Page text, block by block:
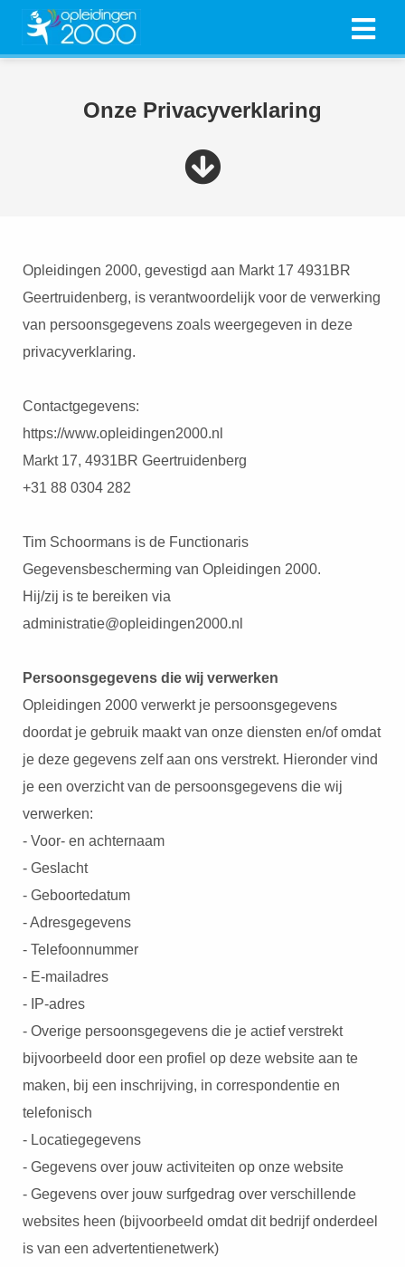
Onze Privacyverklaring
Opleidingen 2000, gevestigd aan Markt 17 4931BR
Geertruidenberg, is verantwoordelijk voor de verwerking
van persoonsgegevens zoals weergegeven in deze
privacyverklaring.
Contactgegevens:
https://www.opleidingen2000.nl
Markt 17, 4931BR Geertruidenberg
+31 88 0304 282
Tim Schoormans is de Functionaris
Gegevensbescherming van Opleidingen 2000.
Hij/zij is te bereiken via
administratie@opleidingen2000.nl
Persoonsgegevens die wij verwerken
Opleidingen 2000 verwerkt je persoonsgegevens
doordat je gebruik maakt van onze diensten en/of omdat
je deze gegevens zelf aan ons verstrekt. Hieronder vind
je een overzicht van de persoonsgegevens die wij
verwerken:
- Voor- en achternaam
- Geslacht
- Geboortedatum
- Adresgegevens
- Telefoonnummer
- E-mailadres
- IP-adres
- Overige persoonsgegevens die je actief verstrekt
bijvoorbeeld door een profiel op deze website aan te
maken, bij een inschrijving, in correspondentie en
telefonisch
- Locatiegegevens
- Gegevens over jouw activiteiten op onze website
- Gegevens over jouw surfgedrag over verschillende
websites heen (bijvoorbeeld omdat dit bedrijf onderdeel
is van een advertentienetwerk)
zijn
te
Ze
gebruikt
kan de
niet
worden
om
over
op
gebruikt
Hierdoor
website-
van